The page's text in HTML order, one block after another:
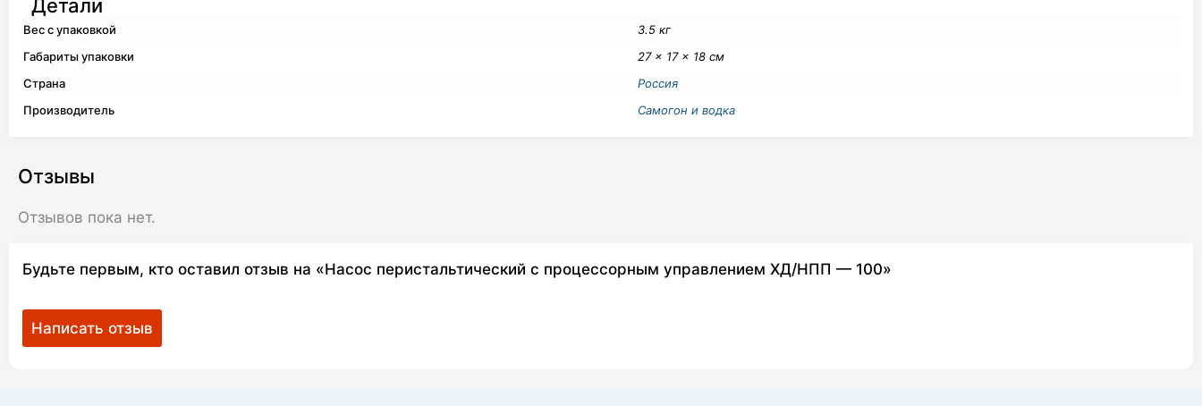
Детали
Вес с упаковкой
3.5 кг
Габариты упаковки
27 × 17 × 18 см
Страна
Россия
Производитель
Самогон и водка
Отзывы
Отзывов пока нет.
Будьте первым, кто оставил отзыв на «Насос перистальтический с процессорным управлением ХД/НПП — 100»
Написать отзыв